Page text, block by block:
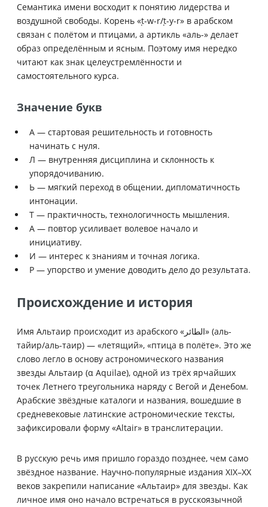
Семантика имени восходит к понятию лидерства и
воздушной свободы. Корень «ṭ-w-r/ṭ-y-r» в арабском
связан с полётом и птицами, а артикль «аль-» делает
образ определённым и ясным. Поэтому имя нередко
читают как знак целеустремлённости и
самостоятельного курса.
Значение букв
А — стартовая решительность и готовность
начинать с нуля.
Л — внутренняя дисциплина и склонность к
упорядочиванию.
Ь — мягкий переход в общении, дипломатичность
интонации.
Т — практичность, технологичность мышления.
А — повтор усиливает волевое начало и
инициативу.
И — интерес к знаниям и точная логика.
Р — упорство и умение доводить дело до результата.
Происхождение и история
Имя Альтаир происходит из арабского «الطائر» (аль-
тайир/аль-таир) — «летящий», «птица в полёте». Это же
слово легло в основу астрономического названия
звезды Альтаир (α Aquilae), одной из трёх ярчайших
точек Летнего треугольника наряду с Вегой и Денебом.
Арабские звёздные каталоги и названия, вошедшие в
средневековые латинские астрономические тексты,
зафиксировали форму «Altair» в транслитерации.
В русскую речь имя пришло гораздо позднее, чем само
звёздное название. Научно-популярные издания XIX–XX
веков закрепили написание «Альтаир» для звезды. Как
личное имя оно начало встречаться в русскоязычной